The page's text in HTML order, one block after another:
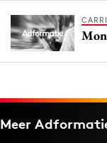
Meer